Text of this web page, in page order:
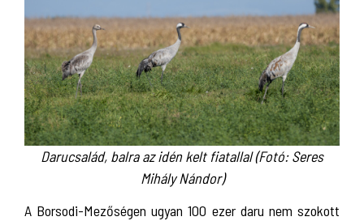
Darucsalád, balra az idén kelt fiatallal (Fotó: Seres
Mihály Nándor)
A Borsodi-Mezőségen ugyan 100 ezer daru nem szokott